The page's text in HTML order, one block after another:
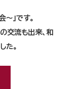
」です。
交流も出来、和
た。